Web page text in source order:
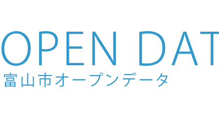
Skip to main content